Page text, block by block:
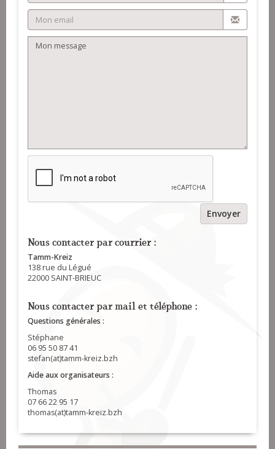
Envoyer
Nous contacter par courrier :
Tamm-Kreiz
138 rue du Légué
22000 SAINT-BRIEUC
Nous contacter par mail et téléphone :
Questions générales :
Stéphane
06 95 50 87 41
stefan(at)tamm-kreiz.bzh
Aide aux organisateurs :
Thomas
07 66 22 95 17
thomas(at)tamm-kreiz.bzh